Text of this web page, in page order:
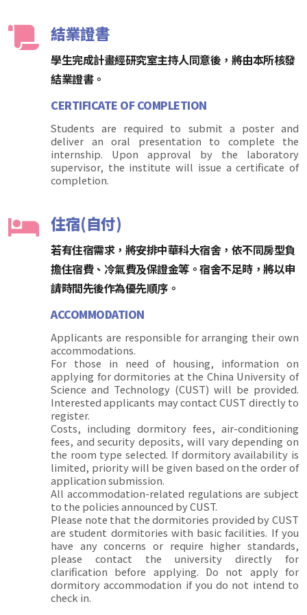
結業證書
學生完成計畫經研究室主持人同意後，將由本所核發
結業證書。
CERTIFICATE OF COMPLETION
Students are required to submit a poster and
deliver an oral presentation to complete the
internship. Upon approval by the laboratory
supervisor, the institute will issue a certificate of
completion.
住宿(自付)
若有住宿需求，將安排中華科大宿舍，依不同房型負
擔住宿費、冷氣費及保證金等。宿舍不足時，將以申
請時間先後作為優先順序。
ACCOMMODATION
Applicants are responsible for arranging their own
accommodations.
For those in need of housing, information on
applying for dormitories at the China University of
Science and Technology (CUST) will be provided.
Interested applicants may contact CUST directly to
register.
Costs, including dormitory fees, air-conditioning
fees, and security deposits, will vary depending on
the room type selected. If dormitory availability is
limited, priority will be given based on the order of
application submission.
All accommodation-related regulations are subject
to the policies announced by CUST.
Please note that the dormitories provided by CUST
are student dormitories with basic facilities. If you
have any concerns or require higher standards,
please contact the university directly for
clarification before applying. Do not apply for
dormitory accommodation if you do not intend to
check in.